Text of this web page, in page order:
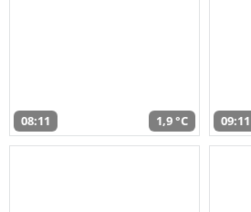
08:11 1,9 °C 09:11